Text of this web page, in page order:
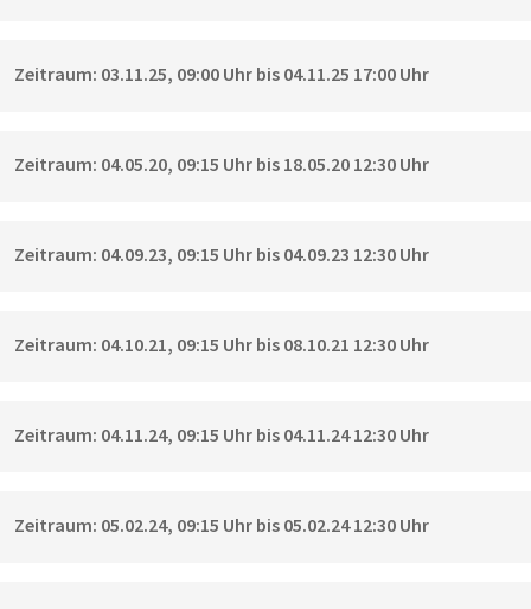
Zeitraum: 03.11.25, 09:00 Uhr bis 04.11.25 17:00 Uhr
Zeitraum: 04.05.20, 09:15 Uhr bis 18.05.20 12:30 Uhr
Zeitraum: 04.09.23, 09:15 Uhr bis 04.09.23 12:30 Uhr
Zeitraum: 04.10.21, 09:15 Uhr bis 08.10.21 12:30 Uhr
Zeitraum: 04.11.24, 09:15 Uhr bis 04.11.24 12:30 Uhr
Zeitraum: 05.02.24, 09:15 Uhr bis 05.02.24 12:30 Uhr